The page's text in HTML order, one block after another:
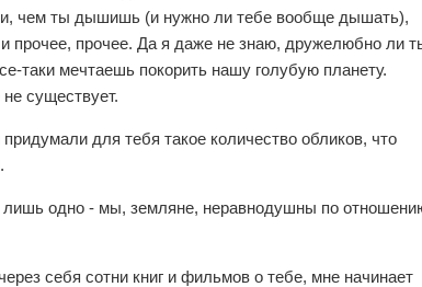
чем ты дышишь (и нужно ли тебе вообще дышать),
прочее, прочее. Да я даже не знаю, дружелюбно ли
таки мечтаешь покорить нашу голубую планету.
существует.
для тебя такое количество обликов, что
лишь одно - мы, земляне, неравнодушны по
себя сотни книг и фильмов о тебе, мне начинает